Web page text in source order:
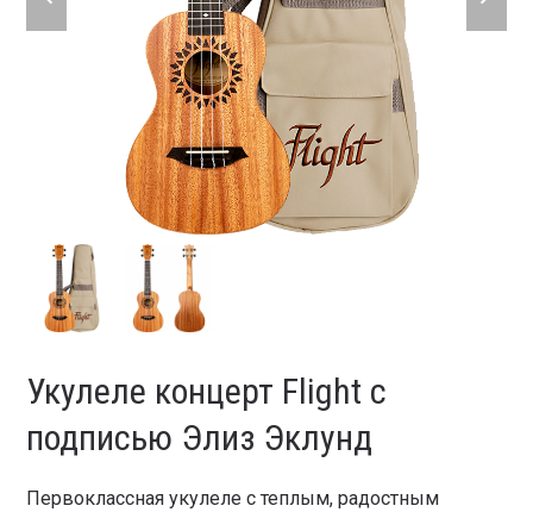
slide
slide
Укулеле концерт Flight с
подписью Элиз Эклунд
Первоклассная укулеле с теплым, радостным